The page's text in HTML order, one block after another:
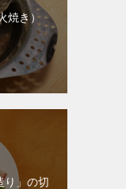
焼き）
り」の切